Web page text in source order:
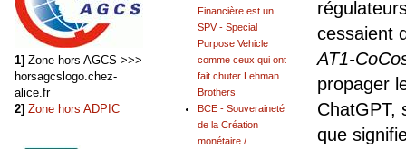
cessaient
AT1-
propager
ChatGPT,
que
Financière est un
SPV - Special
Purpose Vehicle
comme ceux qui ont
fait chuter Lehman
Brothers
BCE - Souveraineté
de la Création
monétaire /
1] Zone hors AGCS >>>
horsagcslogo.chez-
alice.fr
2] Zone hors ADPIC